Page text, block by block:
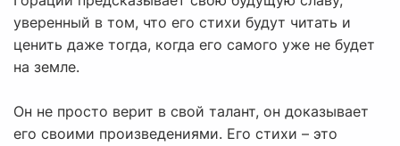
уверенный в том, что его стихи будут читать и
ценить даже тогда, когда его самого уже не будет
на земле.
Он не просто верит в свой талант, он доказывает
его своими произведениями. Его стихи – это